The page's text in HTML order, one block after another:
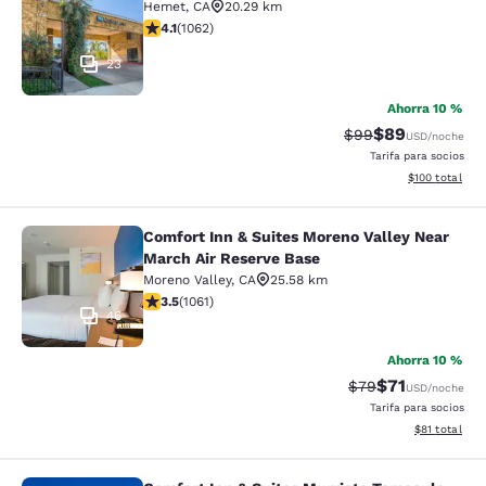
23
Hemet, CA
20.29 km
calificación de 4.07 estrellas. Muy bueno. 1062
4.1(1062)
Ahorra 10 %
Precio tachado:
$99Precio con
$89USD/noche
Tarifa para socios
Ver detalles
$100 total
Comfort Inn & Suites Moreno
46
Comfort Inn & Suites Moreno Valley Near
March Air Reserve Base
Moreno Valley, CA
25.58 km
calificación de 3.54 estrellas. Bueno. 1061 reseñas
3.5(1061)
Ahorra 10 %
Precio tachado:
$79Precio con
$71USD/noche
Tarifa para socios
Ver detalles
$81 total